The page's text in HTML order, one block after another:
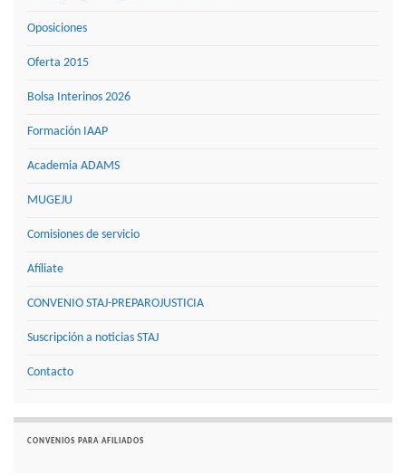
Oposiciones
Oferta 2015
Bolsa Interinos 2026
Formación IAAP
Academia ADAMS
MUGEJU
Comisiones de servicio
Afíliate
CONVENIO STAJ-PREPAROJUSTICIA
Suscripción a noticias STAJ
Contacto
CONVENIOS PARA AFILIADOS